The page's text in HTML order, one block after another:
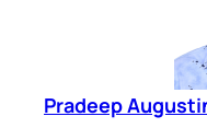
Pradeep